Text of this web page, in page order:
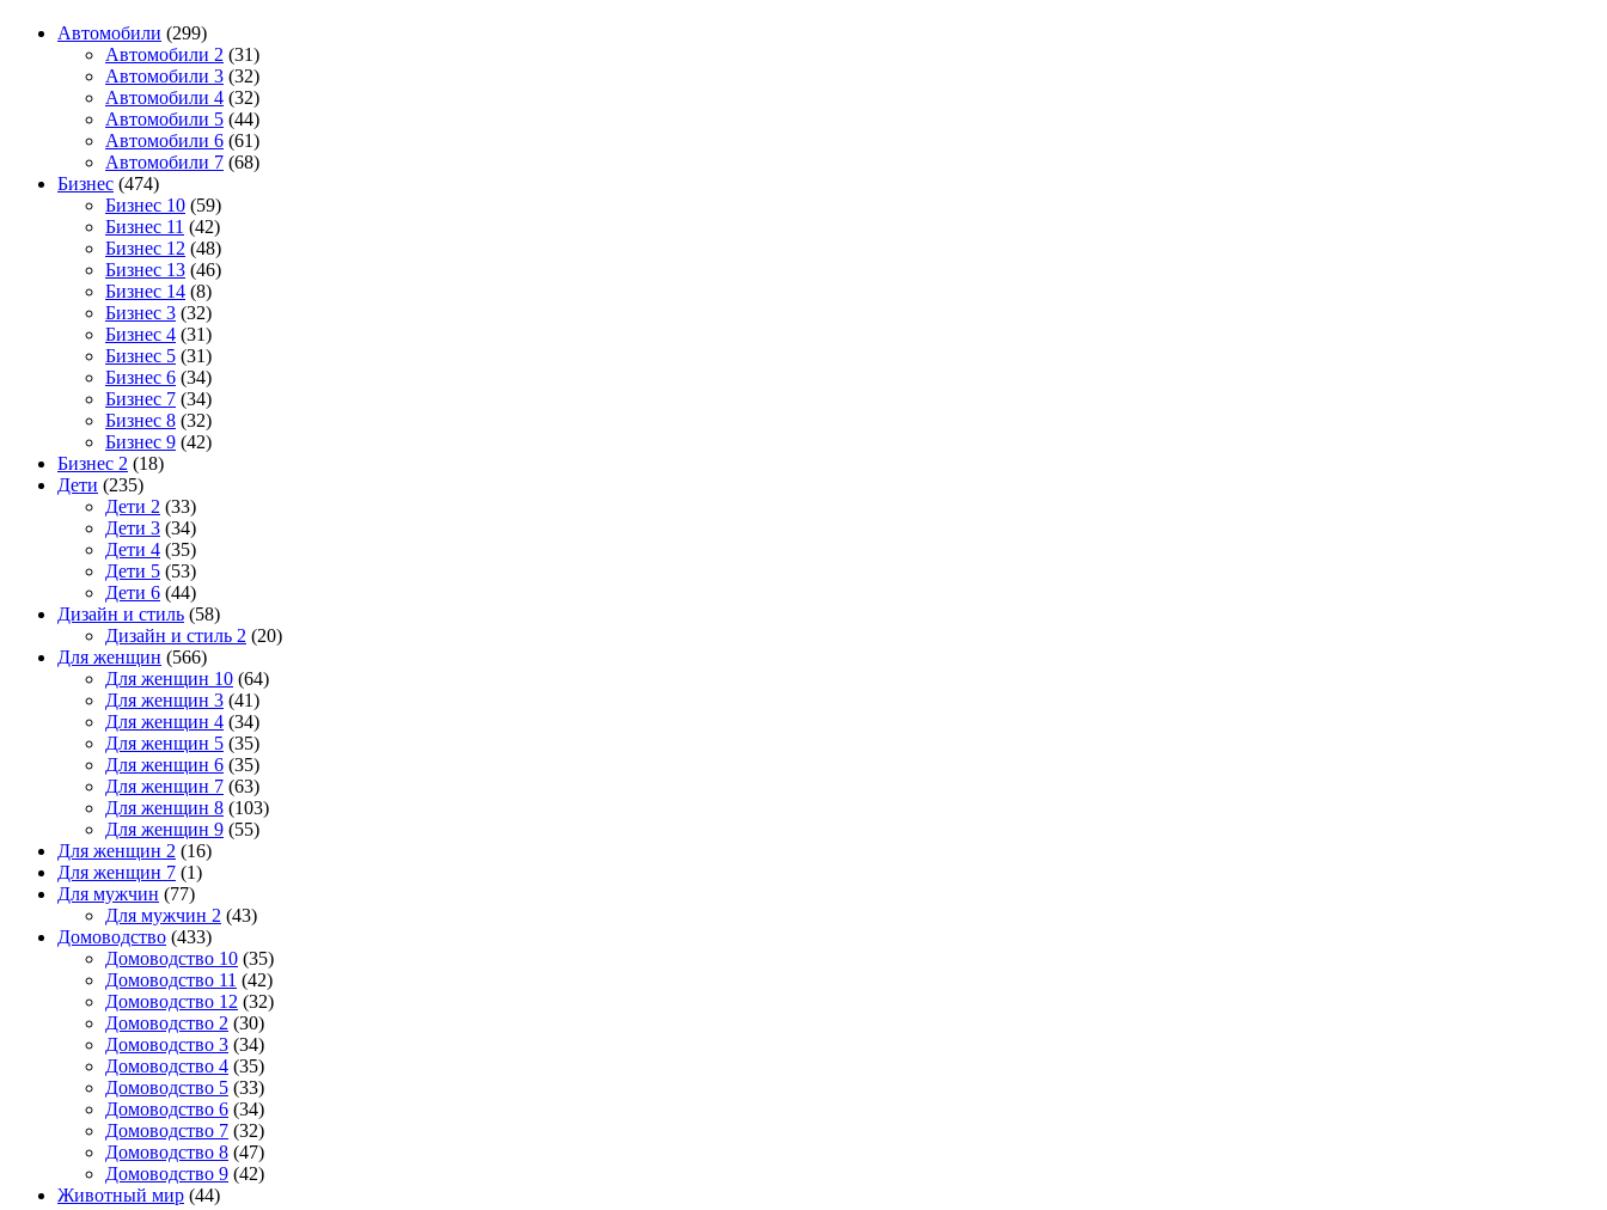
Автомобили (299)
Автомобили 2 (31)
Автомобили 3 (32)
Автомобили 4 (32)
Автомобили 5 (44)
Автомобили 6 (61)
Автомобили 7 (68)
Бизнес (474)
Бизнес 10 (59)
Бизнес 11 (42)
Бизнес 12 (48)
Бизнес 13 (46)
Бизнес 14 (8)
Бизнес 3 (32)
Бизнес 4 (31)
Бизнес 5 (31)
Бизнес 6 (34)
Бизнес 7 (34)
Бизнес 8 (32)
Бизнес 9 (42)
Бизнес 2 (18)
Дети (235)
Дети 2 (33)
Дети 3 (34)
Дети 4 (35)
Дети 5 (53)
Дети 6 (44)
Дизайн и стиль (58)
Дизайн и стиль 2 (20)
Для женщин (566)
Для женщин 10 (64)
Для женщин 3 (41)
Для женщин 4 (34)
Для женщин 5 (35)
Для женщин 6 (35)
Для женщин 7 (63)
Для женщин 8 (103)
Для женщин 9 (55)
Для женщин 2 (16)
Для женщин 7 (1)
Для мужчин (77)
Для мужчин 2 (43)
Домоводство (433)
Домоводство 10 (35)
Домоводство 11 (42)
Домоводство 12 (32)
Домоводство 2 (30)
Домоводство 3 (34)
Домоводство 4 (35)
Домоводство 5 (33)
Домоводство 6 (34)
Домоводство 7 (32)
Домоводство 8 (47)
Домоводство 9 (42)
Животный мир (44)